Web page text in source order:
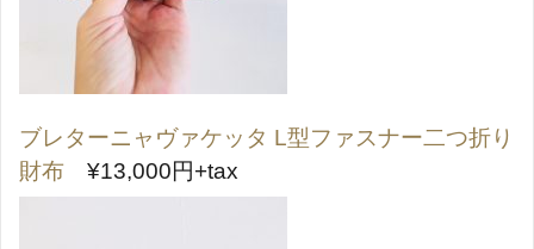
ブレターニャヴァケッタ L型ファスナー二つ折り
財布 ¥13,000円+tax